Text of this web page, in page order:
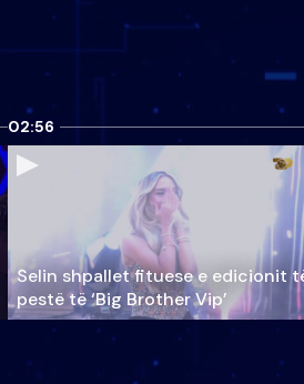
02:56
Selin shpallet fituese e edicionit
pestë të ‘Big Brother Vip’